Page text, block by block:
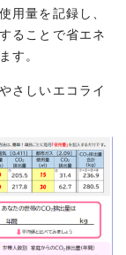
用量を記録し、
ることで省エネ
す。
さしいエコライ